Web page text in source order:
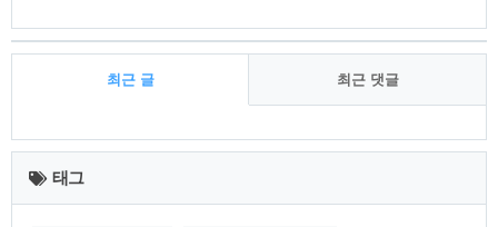
최근 글 최근 댓글
최
근
글
태그